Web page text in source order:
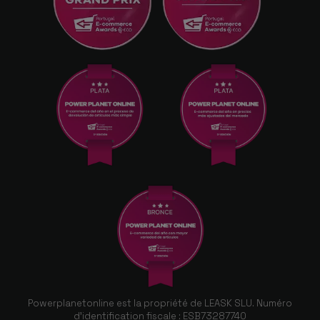
Powerplanetonline est la propriété de LEASK SLU. Numéro
d'identification fiscale : ESB73287740